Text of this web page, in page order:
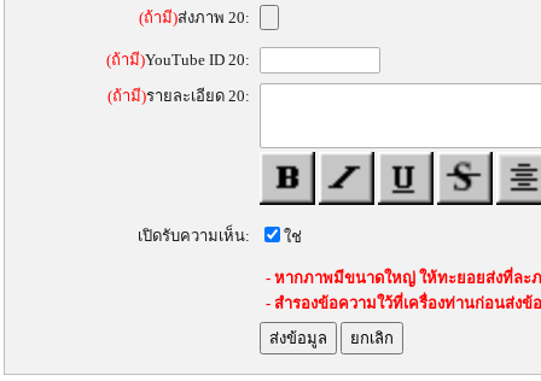
(ถ้ามี)ส่งภาพ 20:
(ถ้ามี)YouTube ID 20:
(ถ้ามี)รายละเอียด 20:
เปิดรับความเห็น: ใช่
- หากภาพมีขนาดใหญ่ ให้ทะยอยส่งที่ละ
- สำรองข้อความใว้ที่เครื่องท่านก่อนส่งข้